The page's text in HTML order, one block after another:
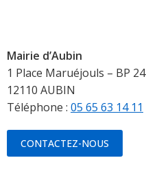
Mairie d’Aubin
1 Place Maruéjouls – BP 24
12110 AUBIN
Téléphone : 05 65 63 14 11
CONTACTEZ-NOUS